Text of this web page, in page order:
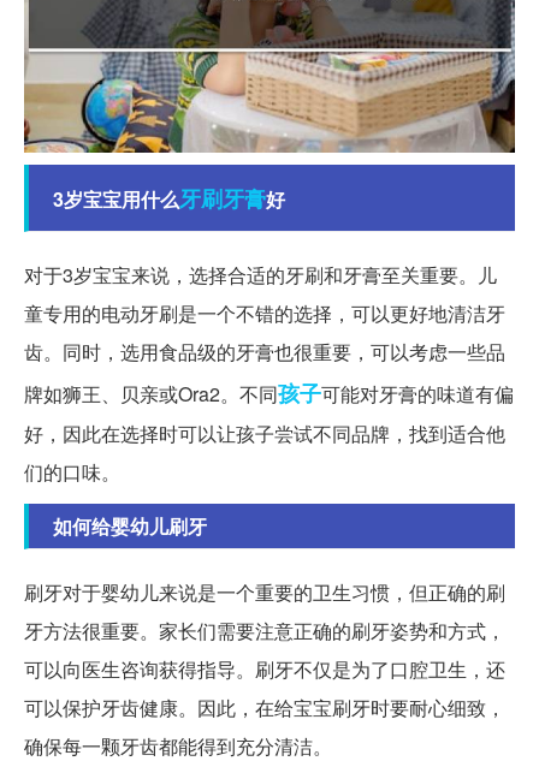
3岁宝宝用什么牙刷牙膏好
对于3岁宝宝来说，选择合适的牙刷和牙膏至关重要。儿
童专用的电动牙刷是一个不错的选择，可以更好地清洁牙
齿。同时，选用食品级的牙膏也很重要，可以考虑一些品
牌如狮王、贝亲或Ora2。不同孩子可能对牙膏的味道有偏
好，因此在选择时可以让孩子尝试不同品牌，找到适合他
们的口味。
如何给婴幼儿刷牙
刷牙对于婴幼儿来说是一个重要的卫生习惯，但正确的刷
牙方法很重要。家长们需要注意正确的刷牙姿势和方式，
可以向医生咨询获得指导。刷牙不仅是为了口腔卫生，还
可以保护牙齿健康。因此，在给宝宝刷牙时要耐心细致，
确保每一颗牙齿都能得到充分清洁。